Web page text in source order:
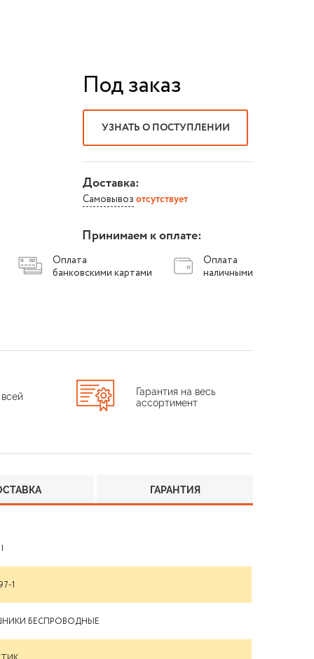
Под заказ
УЗНАТЬ О ПОСТУПЛЕНИИ
Доставка:
Самовывоз отсутствует
Принимаем к оплате:
Оплата
наличными
Оплата
банковскими картами
Гарантия на весь
ассортимент
ГАРАНТИЯ
1
БЕСПРОВОДНЫЕ